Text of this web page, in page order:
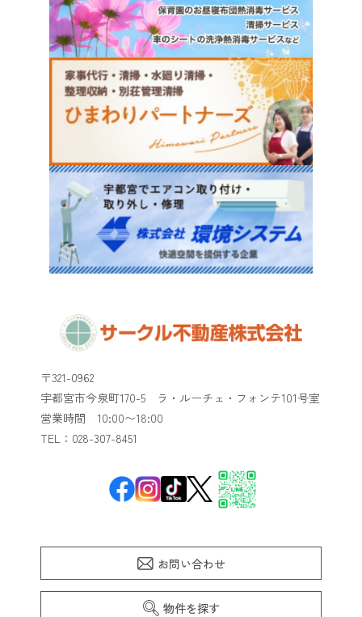
〒321-0962
宇都宮市今泉町170-5 ラ・ルーチェ・フォンテ101号室
​​​​​​​営業時間 10:00〜18:00
TEL：028-307-8451
お問い合わせ
物件を探す